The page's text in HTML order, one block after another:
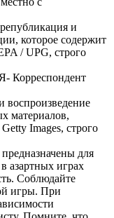
и
которое содержит
/ UPG, строго
Корреспондент
воспроизведение
материалов,
Images, строго
для
азартных играх
Соблюдайте
игры. При